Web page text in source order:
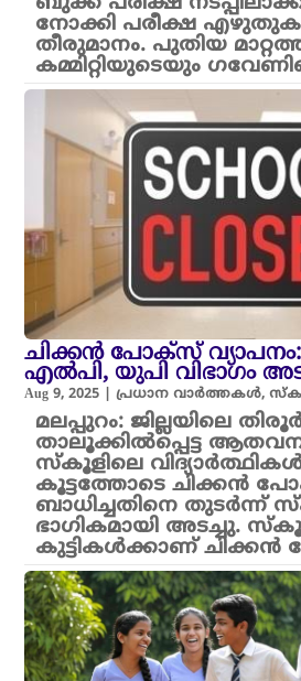
നോക്കി പരീക്ഷ
തീരുമാനം. പുതിയ
കമ്മിറ്റിയുടെയും
ചിക്കൻ പോക്സ്
എൽപി, യുപി വിഭാഗം
Aug 9, 2025 |പ്രധാന വാർത്തകൾ,
മലപ്പുറം: ജില്ലയിലെ
താലൂക്കിൽപ്പെട്ട
സ്കൂളിലെ
കൂട്ടത്തോടെ ചിക്കൻ
ബാധിച്ചതിനെ തുടർന്ന്
ഭാഗികമായി അടച്ചു.
കുട്ടികൾക്കാണ്